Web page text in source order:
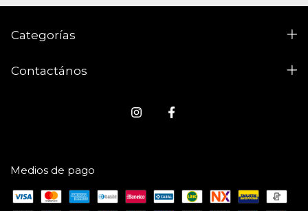
Categorías
Contactános
Medios de pago